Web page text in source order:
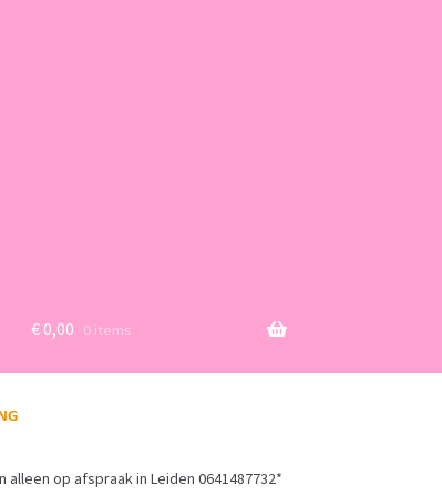
€0,00 0 items
op afspraak in Leiden 0641487732*